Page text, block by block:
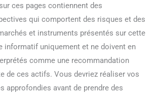
ces pages contiennent des
qui comportent des risques et des
et instruments présentés sur cette
informatif uniquement et ne doivent en
comme une recommandation
de ces actifs. Vous devriez réaliser vos
approfondies avant de prendre des